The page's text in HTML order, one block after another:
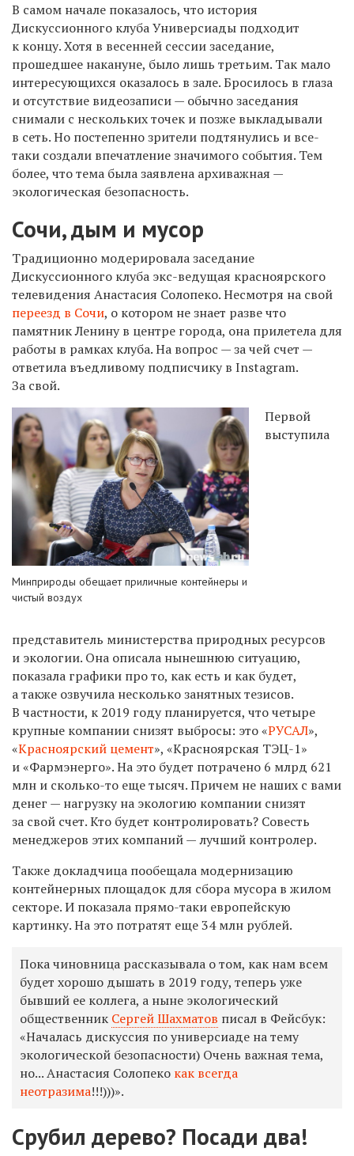
В самом начале показалось, что история
Дискуссионного клуба Универсиады подходит
к концу. Хотя в весенней сессии заседание,
прошедшее накануне, было лишь третьим. Так мало
интересующихся оказалось в зале. Бросилось в глаза
и отсутствие видеозаписи — обычно заседания
снимали с нескольких точек и позже выкладывали
в сеть. Но постепенно зрители подтянулись и все-
таки создали впечатление значимого события. Тем
более, что тема была заявлена архиважная —
экологическая безопасность.
Сочи, дым и мусор
Традиционно модерировала заседание
Дискуссионного клуба экс-ведущая красноярского
телевидения Анастасия Солопеко. Несмотря на свой
переезд в Сочи, о котором не знает разве что
памятник Ленину в центре города, она прилетела для
работы в рамках клуба. На вопрос — за чей счет —
ответила въедливому подписчику в Instagram.
За свой.
Минприроды обещает приличные контейнеры и
чистый воздух
Первой
выступила
представитель министерства природных ресурсов
и экологии. Она описала нынешнюю ситуацию,
показала графики про то, как есть и как будет,
а также озвучила несколько занятных тезисов.
В частности, к 2019 году планируется, что четыре
крупные компании снизят выбросы: это «РУСАЛ»,
«Красноярский цемент», «Красноярская ТЭЦ-1»
и «Фармэнерго». На это будет потрачено 6 млрд 621
млн и сколько-то еще тысяч. Причем не наших с вами
денег — нагрузку на экологию компании снизят
за свой счет. Кто будет контролировать? Совесть
менеджеров этих компаний — лучший контролер.
Также докладчица пообещала модернизацию
контейнерных площадок для сбора мусора в жилом
секторе. И показала прямо-таки европейскую
картинку. На это потратят еще 34 млн рублей.
Пока чиновница рассказывала о том, как нам всем
будет хорошо дышать в 2019 году, теперь уже
бывший ее коллега, а ныне экологический
общественник Сергей Шахматов писал в Фейсбук:
«Началась дискуссия по универсиаде на тему
экологической безопасности) Очень важная тема,
но... Анастасия Солопеко как всегда
неотразима!!!)))».
Срубил дерево? Посади два!